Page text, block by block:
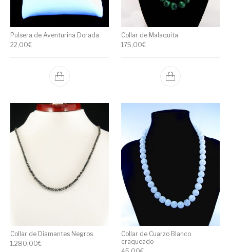
Pulsera de Aventurina Dorada
22,00€
Collar de Malaquita
175,00€
Collar de Diamantes Negros
1.280,00€
Collar de Cuarzo Blanco
craqueado